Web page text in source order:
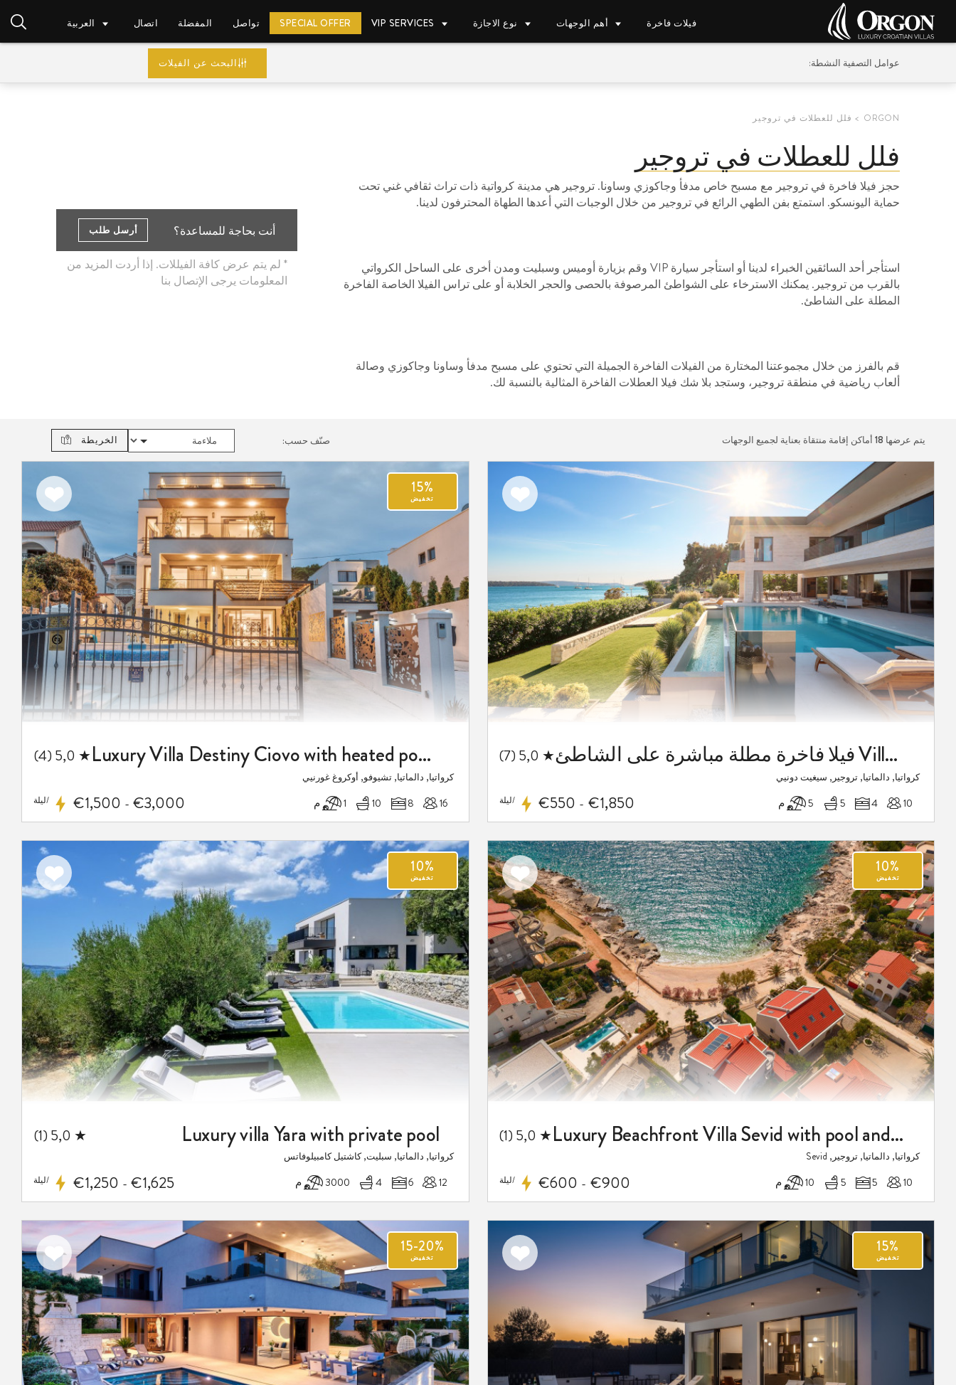
فيلات فاخرة أهم الوجهات نوع الاجازة VIP SERVICES
SPECIAL OFFER تواصل المفضلة اتصال العربية
عوامل التصفية النشطة: البحث عن الفيلات
ORGON فلل للعطلات في تروجير
فلل للعطلات في تروجير
حجز فيلا فاخرة في تروجير مع مسبح خاص مدفأ وجاكوزي وساونا. تروجير هي مدينة كرواتية ذات تراث ثقافي غني تحت
حماية اليونسكو. استمتع بفن الطهي الرائع في تروجير من خلال الوجبات التي أعدها الطهاة المحترفون لدينا.
استأجر أحد السائقين الخبراء لدينا أو استأجر سيارة VIP وقم بزيارة أوميس وسبليت ومدن أخرى على الساحل الكرواتي
بالقرب من تروجير. يمكنك الاسترخاء على الشواطئ المرصوفة بالحصى والحجر الخلابة أو على تراس الفيلا الخاصة الفاخرة
المطلة على الشاطئ.
قم بالفرز من خلال مجموعتنا المختارة من الفيلات الفاخرة الجميلة التي تحتوي على مسبح مدفأ وساونا وجاكوزي وصالة
ألعاب رياضية في منطقة تروجير، وستجد بلا شك فيلا العطلات الفاخرة المثالية بالنسبة لك.
أنت بحاجة للمساعدة؟ أرسل طلب
* لم يتم عرض كافة الفيللات. إذا أردت المزيد من
المعلومات يرجى الإتصال بنا
يتم عرضها 18 أماكن إقامة منتقاة بعناية لجميع الوجهات صنّف حسب: الخريطة
فيلا فاخرة مطلة مباشرة على الشاطئ Villa Malia Trogir +مع مسبح وجاكوزي ★ 5,0 (7)
كرواتيا, دالماتيا, تروجير, سيغيت دونيي
10
4
5 5 م €550 - €1,850 /ليلة
15%
تخفيض
Luxury Villa Destiny Ciovo with heated pool at the beach
★ 5,0 (4)
كرواتيا, دالماتيا, تشيوفو, أوكروغ غورنيي
16
8
10 1 م €1,500 - €3,000 /ليلة
اضف
الى
المفضلة
10%
تخفيض
Luxury Beachfront Villa Sevid with pool and jacuzzi
★ 5,0 (1)
كرواتيا, دالماتيا, تروجير, Sevid
10
5
5 10 م €600 - €900 /ليلة
اضف
الى
10%
تخفيض
Luxury villa Yara with private pool
★ 5,0 (1)
كرواتيا, دالماتيا, سبليت, كاشتيل كامبيلوفاتس
12
6
4 3000 م €1,250 - €1,625 /ليلة
اضف
الى
15%
تخفيض
اضف
الى
المفضلة
15-20%
تخفيض